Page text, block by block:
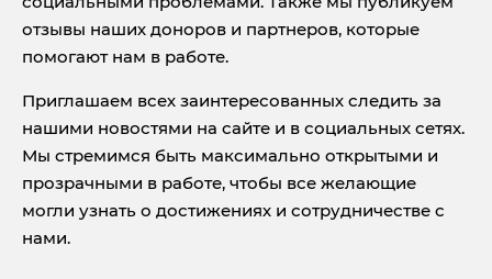
отзывы наших доноров и партнеров, которые
помогают нам в работе.
Приглашаем всех заинтересованных следить за
нашими новостями на сайте и в социальных сетях.
Мы стремимся быть максимально открытыми и
прозрачными в работе, чтобы все желающие
могли узнать о достижениях и сотрудничестве с
нами.